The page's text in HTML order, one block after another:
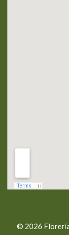
© 2026 Florería